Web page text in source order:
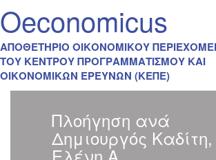
Oeconomicus
ΑΠΟΘΕΤΗΡΙΟ ΟΙΚΟΝΟΜΙΚΟΥ
ΤΟΥ ΚΕΝΤΡΟΥ ΠΡΟΓΡΑΜΜΑΤΙΣΜΟΥ ΚΑΙ
ΟΙΚΟΝΟΜΙΚΩΝ ΕΡΕΥΝΩΝ (ΚΕΠΕ)
Πλοήγηση ανά
Δημιουργός Καδίτη,